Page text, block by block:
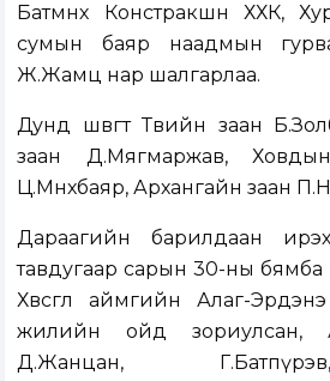
Батмөнх Констракшн ХХК,
сумын баяр наадмын
Ж.Жамц нар шалгарлаа.
Дунд шөвөгт Төвийн заан
заан Д.Мягмаржав,
Ц.Мөнхбаяр, Архангайн заан
Дараагийн барилдаан
тавдугаар сарын 30-ны бямба
Хөвсгөл аймгийн Алаг-
жилийн ойд зориулсан,
Д.Жанцан,